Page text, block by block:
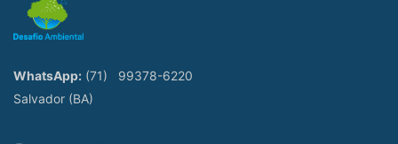
WhatsApp: (71)
99378-6220
Salvador (BA)